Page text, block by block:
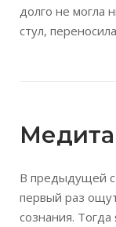
долго не могла
стул,
В предыдущей
первый раз
сознания. Тогда